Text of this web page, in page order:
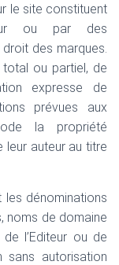
le site constituent
ou par des
des marques.
ou partiel, de
expresse de
prévues aux
la propriété
leur auteur au titre
les dénominations
noms de domaine
l’Editeur ou de
sans autorisation